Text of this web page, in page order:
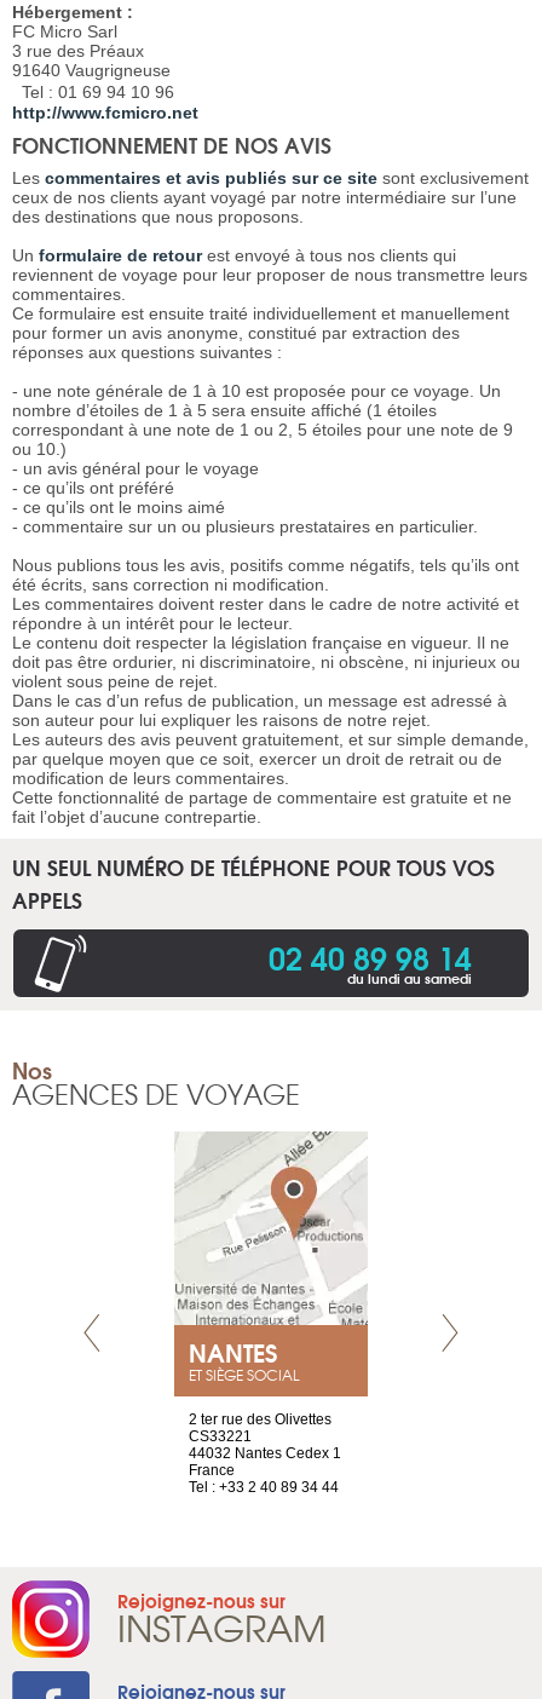
Hébergement :
FC Micro Sarl
3 rue des Préaux
91640 Vaugrigneuse
Tel : 01 69 94 10 96
http://www.fcmicro.net
FONCTIONNEMENT DE NOS AVIS
Les commentaires et avis publiés sur ce site sont exclusivement
ceux de nos clients ayant voyagé par notre intermédiaire sur l’une
des destinations que nous proposons.
Un formulaire de retourest envoyé à tous nos clients qui
reviennent de voyage pour leur proposer de nous transmettre leurs
commentaires.
Ce formulaire est ensuite traité individuellement et manuellement
pour former un avis anonyme, constitué par extraction des
réponses aux questions suivantes :
- une note générale de 1 à 10 est proposée pour ce voyage. Un
nombre d’étoiles de 1 à 5 sera ensuite affiché (1 étoiles
correspondant à une note de 1 ou 2, 5 étoiles pour une note de 9
ou 10.)
- un avis général pour le voyage
- ce qu’ils ont préféré
- ce qu’ils ont le moins aimé
- commentaire sur un ou plusieurs prestataires en particulier.
Nous publions tous les avis, positifs comme négatifs, tels qu’ils ont
été écrits, sans correction ni modification.
Les commentaires doivent rester dans le cadre de notre activité et
répondre à un intérêt pour le lecteur.
Le contenu doit respecter la législation française en vigueur. Il ne
doit pas être ordurier, ni discriminatoire, ni obscène, ni injurieux ou
violent sous peine de rejet.
Dans le cas d’un refus de publication, un message est adressé à
son auteur pour lui expliquer les raisons de notre rejet.
Les auteurs des avis peuvent gratuitement, et sur simple demande,
par quelque moyen que ce soit, exercer un droit de retrait ou de
modification de leurs commentaires.
Cette fonctionnalité de partage de commentaire est gratuite et ne
fait l’objet d’aucune contrepartie.
UN SEUL NUMÉRO DE TÉLÉPHONE POUR TOUS VOS
APPELS
02 40 89 98 14
du lundi au samedi
Nos
AGENCES DE VOYAGE
NANTES
ET SIÈGE SOCIAL
2 ter rue des Olivettes
CS33221
44032 Nantes Cedex 1
France
Tel : +33 2 40 89 34 44
Rejoignez-nous sur
INSTAGRAM
Rejoignez-nous sur